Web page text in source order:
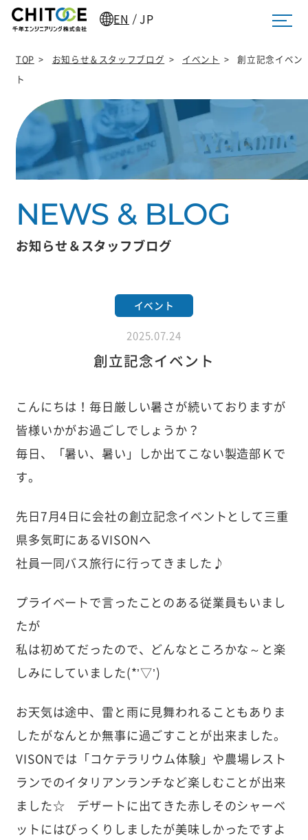
EN /JP
TOP > お知らせ＆スタッフブログ > イベント >
創立記念イベン
ト
お知らせ＆スタッフブログ
イベント
2025.07.24
創立記念イベント
こんにちは！毎日厳しい暑さが続いておりますが
皆様いかがお過ごしでしょうか？
毎日、「暑い、暑い」しか出てこない製造部Ｋで
す。
先日7月4日に会社の創立記念イベントとして三重
県多気町にあるVISONへ
社員一同バス旅行に行ってきました♪
プライベートで言ったことのある従業員もいまし
たが
私は初めてだったので、どんなところかな～と楽
しみにしていました(*’▽’)
お天気は途中、雷と雨に見舞われることもありま
したがなんとか無事に過ごすことが出来ました。
VISONでは「コケテラリウム体験」や農場レスト
ランでのイタリアンランチなど楽しむことが出来
ました☆ デザートに出てきた赤しそのシャーベ
ットにはびっくりしましたが美味しかったですよ